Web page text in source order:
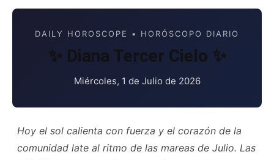
DAILY HOROSCOPE • HORÓSCOPO DIARIO
✨ Diana Tercer Cielo ✨
Miércoles, 1 de Julio de 2026
Hoy el sol calienta con fuerza y el corazón de la
comunidad late al ritmo de las mareas de Julio. Las